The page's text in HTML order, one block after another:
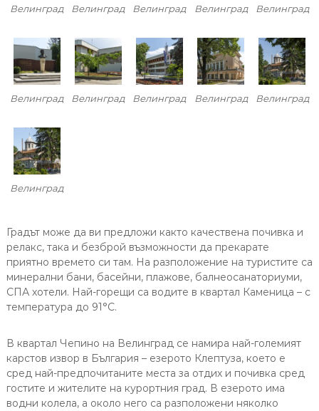
Велинград Велинград Велинград Велинград Велинград
Велинград Велинград Велинград Велинград Велинград
Велинград
Градът може да ви предложи както качествена почивка и
релакс, така и безброй възможности да прекарате
приятно времето си там. На разположение на туристите са
минерални бани, басейни, плажове, балнеосанаториуми,
СПА хотели. Най-горещи са водите в квартал Каменица – с
температура до 91°С.
В квартал Чепино на Велинград се намира най-големият
карстов извор в България – езерото Клептуза, което е
сред най-предпочитаните места за отдих и почивка сред
гостите и жителите на курортния град. В езерото има
водни колела, а около него са разположени няколко